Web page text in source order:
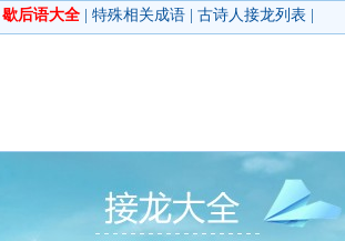
歇后语大全 特殊相关成语 古诗人接龙列表